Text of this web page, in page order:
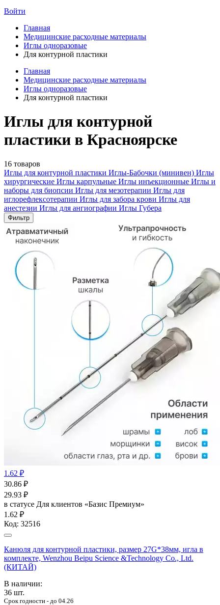
Войти
Главная
Медицинские расходные материалы
Иглы одноразовые
Для контурной пластики
Главная
Медицинские расходные материалы
Иглы одноразовые
Для контурной пластики
Иглы для контурной
пластики в Красноярске
16 товаров
Иглы для контурной пластики Иглы-Бабочки (минивен) Иглы
хирургические Иглы карпульные Иглы инъекционные Иглы и
наборы для биопсии Иглы для мезотерапии Иглы для
иглорефлексотерапии Иглы для забора крови Иглы для
анестезии Иглы для ангиографии Иглы Губера
Фильтр
1.62 ₽
30.86 ₽
29.93 ₽
в статусе Для клиентов «Базис Премиум»
1.62 ₽
Код: 32516
Канюля для контурной пластики, размер 27G*38мм, игла в
комплекте, Wenzhou Beipu Science &Technology Co., Ltd.
(КИТАЙ)
В наличии:
36 шт.
Срок годности - до 04.26